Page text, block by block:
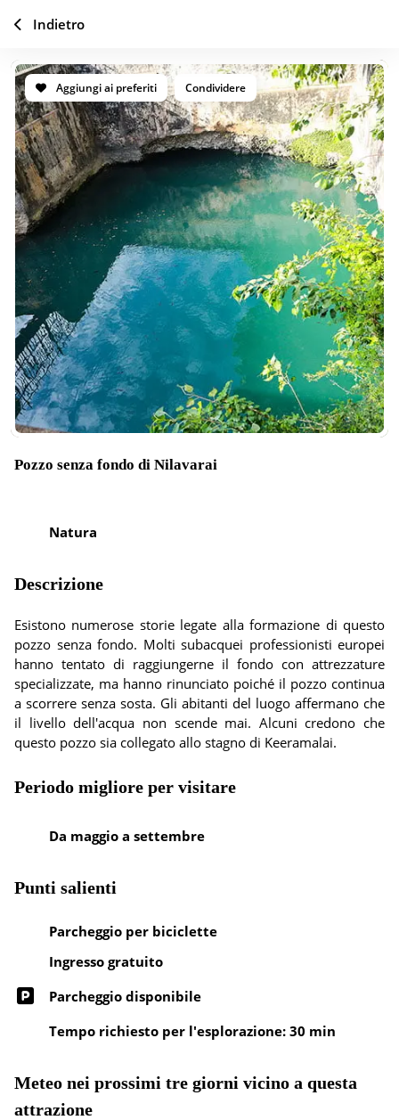
Aggiungi ai preferiti Condividere
Pozzo senza fondo di Nilavarai
Natura
Descrizione
Esistono numerose storie legate alla formazione di questo
pozzo senza fondo. Molti subacquei professionisti europei
hanno tentato di raggiungerne il fondo con attrezzature
specializzate, ma hanno rinunciato poiché il pozzo continua
a scorrere senza sosta. Gli abitanti del luogo affermano che
il livello dell'acqua non scende mai. Alcuni credono che
questo pozzo sia collegato allo stagno di Keeramalai.
Periodo migliore per visitare
Da maggio a settembre
Punti salienti
Parcheggio per biciclette
Ingresso gratuito
Parcheggio disponibile
Tempo richiesto per l'esplorazione: 30 min
Meteo nei prossimi tre giorni vicino a questa
attrazione
Indietro